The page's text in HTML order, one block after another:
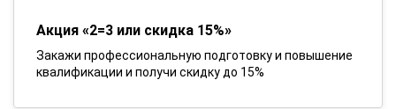
Акция «2=3 или скидка 15%»
Закажи профессиональную подготовку и повышение
квалификации и получи скидку до 15%